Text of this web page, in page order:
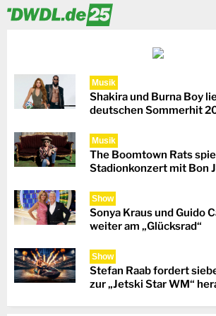
Musik
Shakira und Burna Boy
deutschen Sommerhit
Musik
The Boomtown Rats
Stadionkonzert mit Bon
Show
Sonya Kraus und Guido
weiter am „Glücksrad“
Show
Stefan Raab fordert
zur „Jetski Star WM“